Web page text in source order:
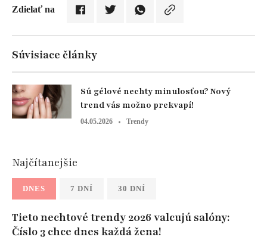
Zdielať na
Súvisiace články
Sú gélové nechty minulosťou? Nový
trend vás možno prekvapí!
04.05.2026 Trendy
Najčítanejšie
DNES 7 DNÍ 30 DNÍ
Tieto nechtové trendy 2026 valcujú salóny:
Číslo 3 chce dnes každá žena!